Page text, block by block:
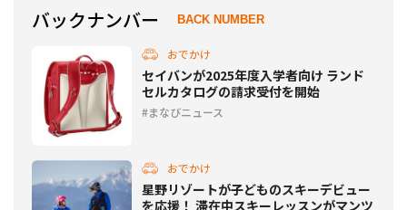
バックナンバー BACK NUMBER
おでかけ
セイバンが2025年度入学者向け ランド
セルカタログの請求受付を開始
まなびニュース
おでかけ
星野リゾートが子どものスキーデビュー
を応援！ 滞在中スキーレッスンがマンツ